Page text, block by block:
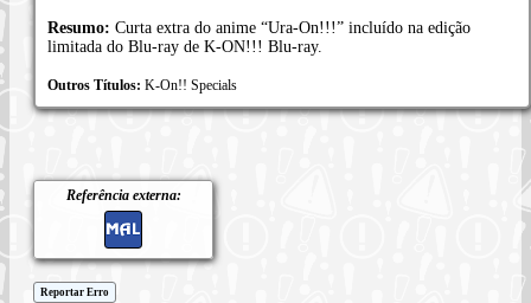
Resumo: Curta extra do anime “Ura-On!!!” incluído na edição
limitada do Blu-ray de K-ON!!! Blu-ray.
Outros Títulos: K-On!! Specials
Referência externa:
Reportar Erro